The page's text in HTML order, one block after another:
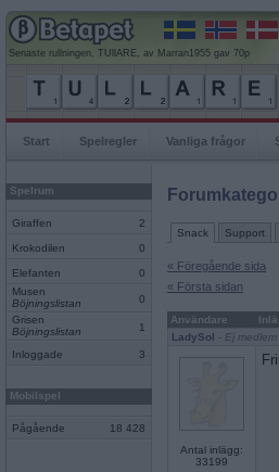
Senaste rullningen, TUllARE, av Marran1955 gav 70p
Start Spelregler Vanliga frågor
Spelrum
Giraffen 2
Krokodilen 0
Elefanten
0
Musen
Böjningslistan
0
Grisen
Böjningslistan
1
Inloggade 3
Mobilspel
Pågående 18 428
Snack Support
« Föregående sida
« Första sidan
Användare
LadySol - Ej
Antal inlägg:
33199